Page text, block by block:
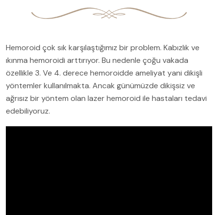
Hemoroid çok sık karşılaştığımız bir problem. Kabızlık ve
ıkınma hemoroidi arttırıyor. Bu nedenle çoğu vakada
özellikle 3. Ve 4. derece hemoroidde ameliyat yani dikişli
yöntemler kullanılmakta. Ancak günümüzde dikişsiz ve
ağrısız bir yöntem olan lazer hemoroid ile hastaları tedavi
edebiliyoruz.